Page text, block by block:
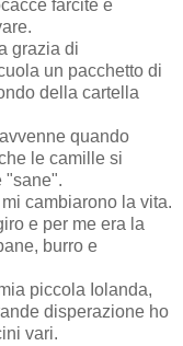
farcite e
grazia di
un pacchetto di
della cartella
quando
le camille si
"sane".
cambiarono la vita.
e per me era la
burro e
piccola Iolanda,
disperazione ho
vari.